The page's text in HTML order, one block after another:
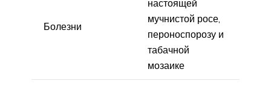
Болезни
настоящей
мучнистой росе,
пероноспорозу и
табачной
мозаике